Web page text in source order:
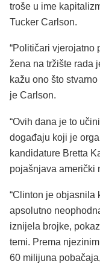
troše u ime
Tucker Carlson.
“Političari vjerojatno
žena na tržište rada
kažu ono što
je Carlson.
“Ovih dana je to
događaju koji je
kandidature Bretta
pojašnjava američki
“Clinton je objasnila
apsolutno
iznijela brojke,
temi. Prema
60 milijuna